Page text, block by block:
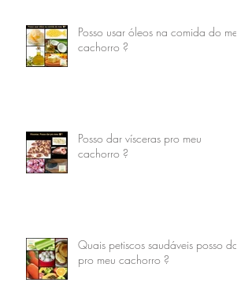
Posso usar óleos na comida do meu
cachorro ?
Posso dar vísceras pro meu
cachorro ?
Quais petiscos saudáveis posso dar
pro meu cachorro ?